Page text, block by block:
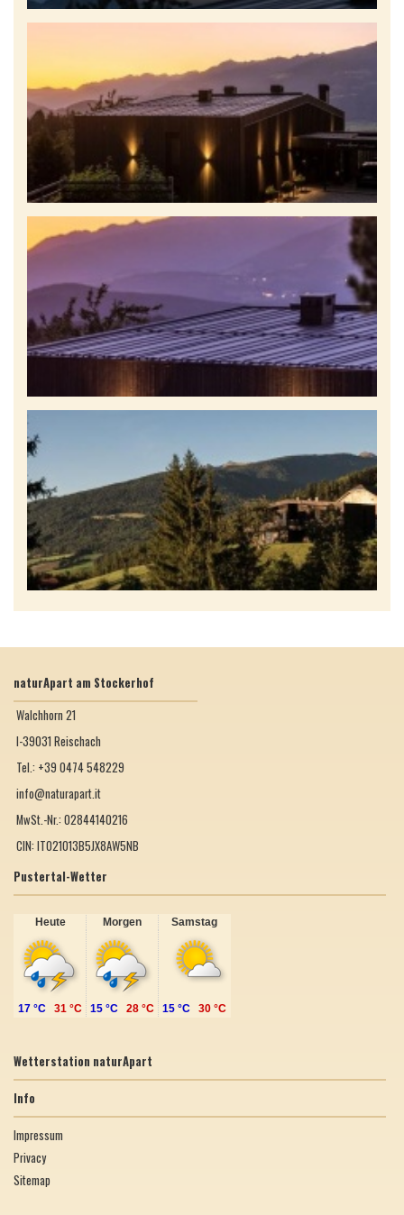
naturApart am Stockerhof
Walchhorn 21
I-39031 Reischach
Tel.: +39 0474 548229
info@naturapart.it
MwSt.-Nr.: 02844140216
CIN: IT021013B5JX8AW5NB
Pustertal-Wetter
Heute Morgen Samstag
17 °C 31 °C 15 °C 28 °C 15 °C 30 °C
Wetterstation naturApart
Info
Impressum
Privacy
Sitemap